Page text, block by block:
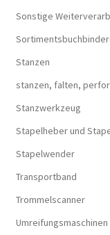
Sonstige
Stanzen
stanzen, falten,
Stanzwerkzeug
Stapelheber und
Stapelwender
Transportband
Trommelscanner
Umreifungsmaschinen